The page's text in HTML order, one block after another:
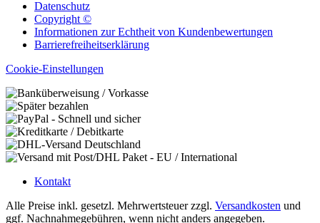
Datenschutz
Copyright ©
Informationen zur Echtheit von Kundenbewertungen
Barrierefreiheitserklärung
Cookie-Einstellungen
Kontakt
Alle Preise inkl. gesetzl. Mehrwertsteuer zzgl. Versandkosten und
ggf. Nachnahmegebühren, wenn nicht anders angegeben.